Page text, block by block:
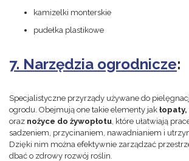
kamizelki monterskie
pudełka plastikowe
7. Narzędzia ogrodnicze:
Specjalistyczne przyrządy używane do
ogrodu. Obejmują one takie elementy jak
oraz nożyce do żywopłotu, które ułatwiają
sadzeniem, przycinaniem, nawadnianiem i
Dzięki nim można efektywnie zarządzać
dbać o zdrowy rozwój roślin.